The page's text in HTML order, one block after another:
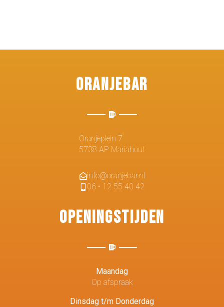
Oranjebar
Oranjeplein 7
5738 AP Mariahout
info@oranjebar.nl
06 - 12 55 40 42
Openingstijden
Maandag
Op afspraak
Dinsdag t/m Donderdag